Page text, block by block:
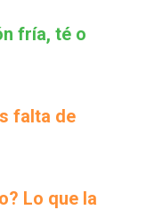
fría, té o
falta de
Lo que la